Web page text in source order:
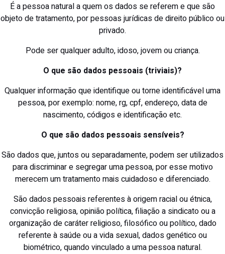
É a pessoa natural a quem os dados se referem e que são
objeto de tratamento, por pessoas jurídicas de direito público ou
privado.
Pode ser qualquer adulto, idoso, jovem ou criança.
O que são dados pessoais (triviais)?
Qualquer informação que identifique ou torne identificável uma
pessoa, por exemplo: nome, rg, cpf, endereço, data de
nascimento, códigos e identificação etc.
O que são dados pessoais sensíveis?
São dados que, juntos ou separadamente, podem ser utilizados
para discriminar e segregar uma pessoa, por esse motivo
merecem um tratamento mais cuidadoso e diferenciado.
São dados pessoais referentes à origem racial ou étnica,
convicção religiosa, opinião política, filiação a sindicato ou a
organização de caráter religioso, filosófico ou político, dado
referente à saúde ou a vida sexual, dados genético ou
biométrico, quando vinculado a uma pessoa natural.